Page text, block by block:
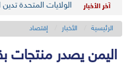
آخر الأخبار الولايات المتحدة
الرئيسية الأخبار إقتصاد